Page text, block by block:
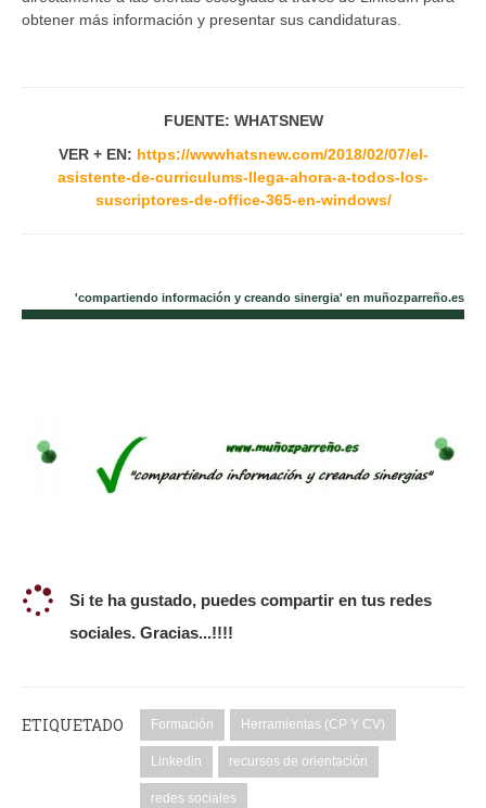
obtener más información y presentar sus candidaturas.
FUENTE: WHATSNEW
VER + EN: https://wwwhatsnew.com/2018/02/07/el-
asistente-de-curriculums-llega-ahora-a-todos-los-
suscriptores-de-office-365-en-windows/
'compartiendo información y creando sinergia' en muñozparreño.es
Si te ha gustado, puedes compartir en tus redes
sociales. Gracias...!!!!
ETIQUETADO Formación Herramientas (CP Y CV)
Linkedin recursos de orientación
redes sociales